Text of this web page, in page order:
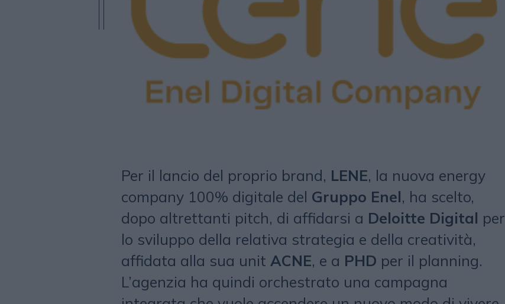
Per il lancio del proprio brand, LENE, la nuova energy
company 100% digitale del Gruppo Enel, ha scelto,
dopo altrettanti pitch, di affidarsi a Deloitte Digital per
lo sviluppo della relativa strategia e della creatività,
affidata alla sua unit ACNE, e a PHD per il planning.
L’agenzia ha quindi orchestrato una campagna